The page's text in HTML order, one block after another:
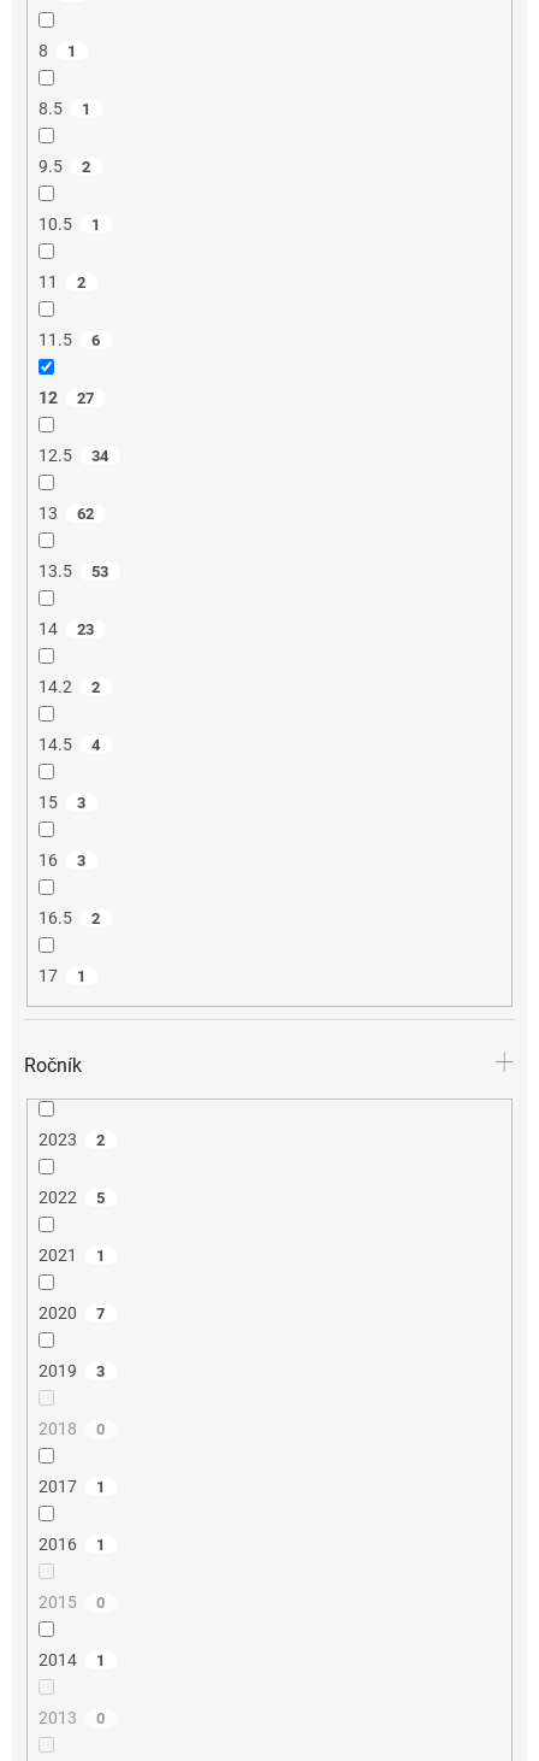
8 1
8.5 1
9.5 2
10.5 1
11 2
11.5 6
12 27
12.5 34
13 62
13.5 53
14 23
14.2 2
14.5 4
15 3
16 3
16.5 2
17 1
Ročník
2023 2
2022 5
2021 1
2020 7
2019 3
2018 0
2017 1
2016 1
2015 0
2014 1
2013 0